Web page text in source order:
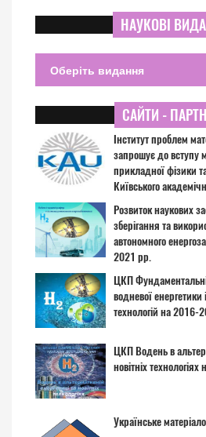
НАУКОВІ
САЙТИ -
Інститут проблем
запрошує до вступу
прикладної фізики
Київського
Розвиток наукових
зберігання та
автономного
2021 рр.
ЦКП
водневої
технологій на 2016-
ЦКП Водень в
новітніх
Українське